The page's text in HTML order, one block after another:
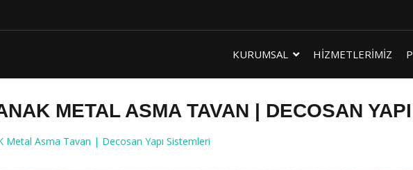
KURUMSAL HİZMETLERİMİZ
METAL ASMA TAVAN | DECOSAN
Metal Asma Tavan | Decosan Yapı Sistemleri